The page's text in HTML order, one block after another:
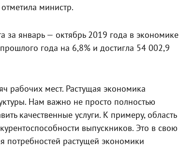
министр.
за январь — октябрь 2019 года в экономике
года на 6,8% и достигла 54 002,9
рабочих мест. Растущая экономика
Нам важно не просто полностью
качественные услуги. К примеру, область
выпускников. Это в свою
потребностей растущей экономики